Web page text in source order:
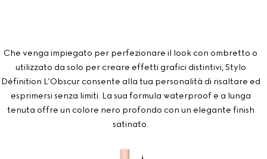
Che venga impiegato per perfezionare il look con ombretto o
utilizzato da solo per creare effetti grafici distintivi, Stylo
Définition L’Obscur consente alla tua personalità di risaltare ed
esprimersi senza limiti. La sua formula waterproof e a lunga
tenuta offre un colore nero profondo con un elegante finish
satinato.